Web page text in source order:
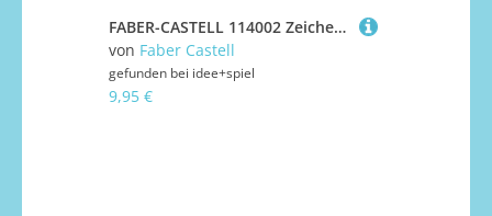
FABER-CASTELL 114002 Zeichenset Kohle
von Faber Castell
gefunden bei idee+spiel
9,95 €